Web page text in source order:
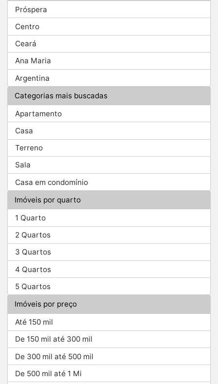
Próspera
Centro
Ceará
Ana Maria
Argentina
Categorias mais buscadas
Apartamento
Casa
Terreno
Sala
Casa em condomínio
Imóveis por quarto
1 Quarto
2 Quartos
3 Quartos
4 Quartos
5 Quartos
Imóveis por preço
Até 150 mil
De 150 mil até 300 mil
De 300 mil até 500 mil
De 500 mil até 1 Mi